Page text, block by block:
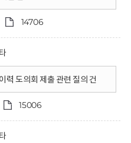
14706
력 도의회 제출 관련 질의 건
15006